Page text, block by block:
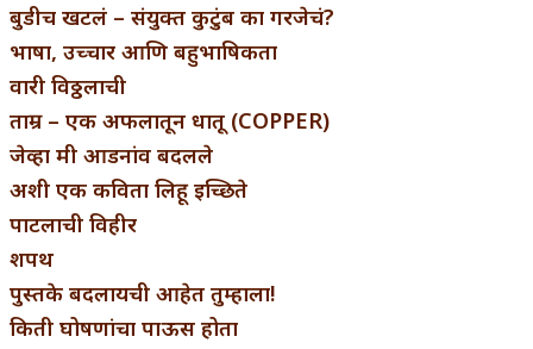
बुडीच खटलं – संयुक्त कुटुंब का गरजेचं?
भाषा, उच्चार आणि बहुभाषिकता
वारी विठ्ठलाची
ताम्र – एक अफलातून धातू (COPPER)
जेव्हा मी आडनांव बदलले
अशी एक कविता लिहू इच्छिते
पाटलाची विहीर
शपथ
पुस्तके बदलायची आहेत तुम्हाला!
किती घोषणांचा पाऊस होता